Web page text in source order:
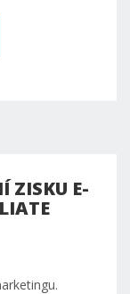
ZISKU E-